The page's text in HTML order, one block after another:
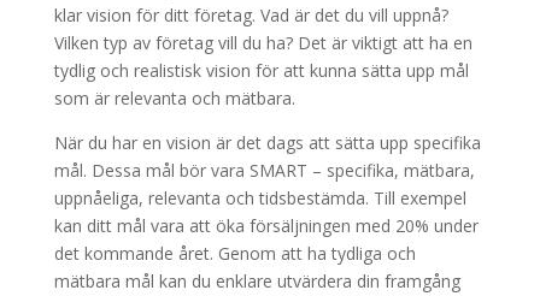
klar vision för ditt företag. Vad är det du vill uppnå?
Vilken typ av företag vill du ha? Det är viktigt att ha en
tydlig och realistisk vision för att kunna sätta upp mål
som är relevanta och mätbara.
När du har en vision är det dags att sätta upp specifika
mål. Dessa mål bör vara SMART – specifika, mätbara,
uppnåeliga, relevanta och tidsbestämda. Till exempel
kan ditt mål vara att öka försäljningen med 20% under
det kommande året. Genom att ha tydliga och
mätbara mål kan du enklare utvärdera din framgång